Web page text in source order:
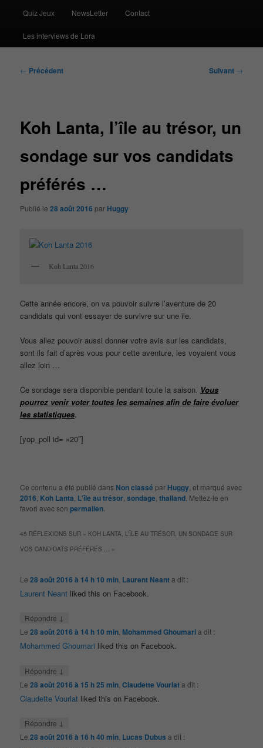
Quiz Jeux NewsLetter Contact
Les interviews de Lora
Navigation
← Précédent Suivant →
Koh Lanta, l’île au trésor, un
sondage sur vos candidats
préférés …
Publié le28 août 2016 par Huggy
Koh Lanta 2016
Cette année encore, on va pouvoir suivre l’aventure de 20
candidats qui vont essayer de survivre sur une ile.
Vous allez pouvoir aussi donner votre avis sur les candidats,
sont ils fait d’après vous pour cette aventure, les voyaient vous
allez loin …
Ce sondage sera disponible pendant toute la saison. Vous
pourrez venir voter toutes les semaines afin de faire évoluer
les statistiques.
[yop_poll id= »20″]
Ce contenu a été publié dans Non classé par Huggy , et marqué avec
2016 Koh Lanta L'île au trésor ,sondage ,thailand . Mettez-le en
favori avec sonpermalien
45 RÉFLEXIONS SUR « KOH LANTA, L’ÎLE AU TRÉSOR, UN SONDAGE SUR
VOS CANDIDATS PRÉFÉRÉS … »
Le28 août 2016 à 14 h 10 min Laurent Neanta dit :
Laurent Neant liked this on Facebook.
Répondre ↓
Le28 août 2016 à 14 h 10 min Mohammed Ghoumaria dit :
Mohammed Ghoumari liked this on Facebook.
Répondre ↓
Le28 août 2016 à 15 h 25 min ,Claudette Vourlata dit :
Claudette Vourlat liked this on Facebook.
Répondre ↓
Le28 août 2016 à 16 h 40 min Lucas Dubus a dit :